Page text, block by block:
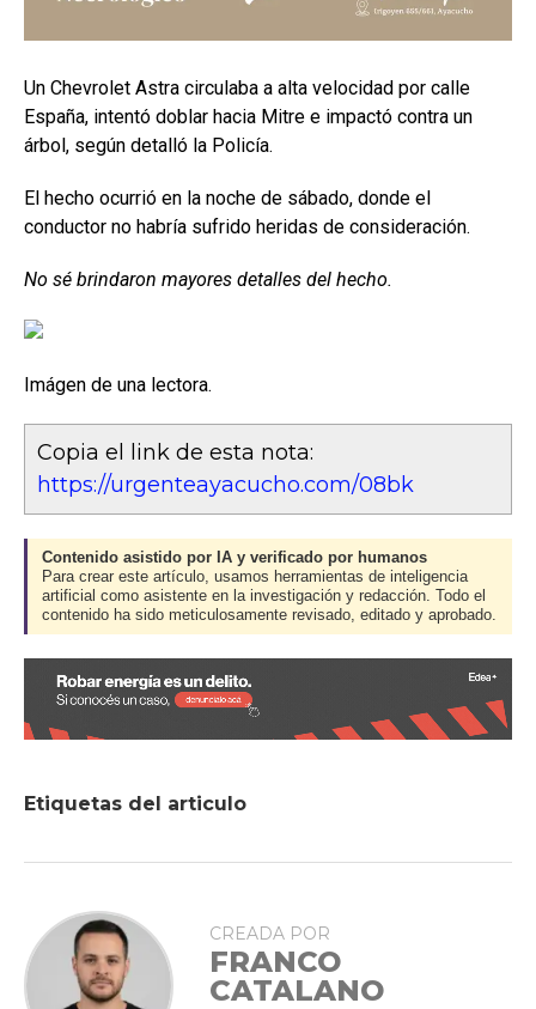
Un Chevrolet Astra circulaba a alta velocidad por calle
España, intentó doblar hacia Mitre e impactó contra un
árbol, según detalló la Policía.
El hecho ocurrió en la noche de sábado, donde el
conductor no habría sufrido heridas de consideración.
No sé brindaron mayores detalles del hecho.
Imágen de una lectora.
Copia el link de esta nota:
https://urgenteayacucho.com/08bk
Contenido asistido por IA y verificado por humanos
Para crear este artículo, usamos herramientas de inteligencia
artificial como asistente en la investigación y redacción. Todo el
contenido ha sido meticulosamente revisado, editado y aprobado.
Etiquetas del articulo
CREADA POR
FRANCO
CATALANO